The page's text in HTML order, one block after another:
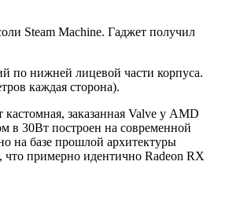
Steam Machine. Гаджет получил
по нижней лицевой части корпуса.
каждая сторона).
заказанная Valve у AMD
в 30Вт построен на современной
на базе прошлой архитектуры
что примерно идентично Radeon RX